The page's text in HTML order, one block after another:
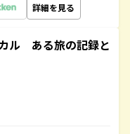
詳細を見る
ル ある旅の記録と